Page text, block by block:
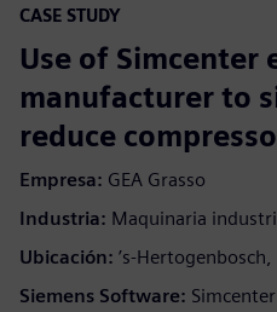
CASE STUDY
Use of Simcenter
manufacturer to
reduce
Empresa: GEA Grasso
Industria: Maquinaria
Ubicación: ’s-
Siemens Software: